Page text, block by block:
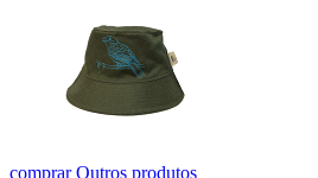
comprarOutros produtos